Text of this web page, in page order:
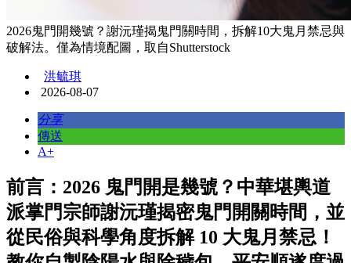
2026鬼門開幾號？謝沅瑾揭鬼門關時間，拆解10大鬼月禁忌與
破解法。僅為情境配圖，取自Shutterstock
洪毓琪
2026-08-07
分享
傳送
A+
前言：2026 鬼門開是幾號？中華堪輿道
派掌門宗師謝沅瑾揭密鬼門開關時間，並
從民俗與科學角度拆解 10 大鬼月禁忌！